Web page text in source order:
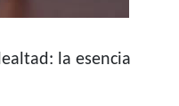
la esencia